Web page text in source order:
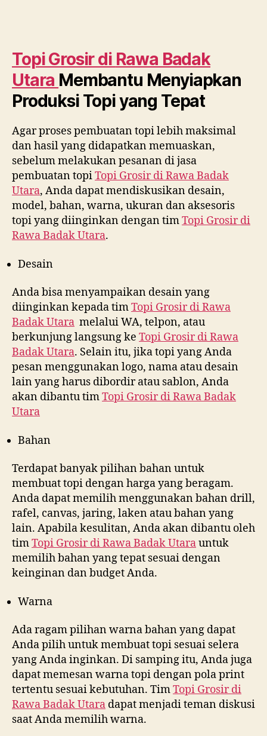
Topi Grosir di Rawa Badak
Utara Membantu Menyiapkan
Produksi Topi yang Tepat
Agar proses pembuatan topi lebih maksimal
dan hasil yang didapatkan memuaskan,
sebelum melakukan pesanan di jasa
pembuatan topiTopi Grosir diRawa Badak
Utara, Anda dapat mendiskusikan desain,
model, bahan, warna, ukuran dan aksesoris
topi yang diinginkan dengan timTopi Grosir di
Rawa Badak Utara.
Desain
Anda bisa menyampaikan desain yang
diinginkan kepada timTopi Grosir diRawa
Badak Utara melalui WA, telpon, atau
berkunjung langsung ke Topi Grosir diRawa
Badak Utara. Selain itu, jika topi yang Anda
pesan menggunakan logo, nama atau desain
lain yang harus dibordir atau sablon, Anda
akan dibantu timTopi Grosir diRawa Badak
Utara
Bahan
Terdapat banyak pilihan bahan untuk
membuat topi dengan harga yang beragam.
Anda dapat memilih menggunakan bahan drill,
rafel, canvas, jaring, laken atau bahan yang
lain. Apabila kesulitan, Anda akan dibantu oleh
timTopi Grosir diRawa Badak Utarauntuk
memilih bahan yang tepat sesuai dengan
keinginan dan budget Anda.
Warna
Ada ragam pilihan warna bahan yang dapat
Anda pilih untuk membuat topi sesuai selera
yang Anda inginkan. Di samping itu, Anda juga
dapat memesan warna topi dengan pola print
tertentu sesuai kebutuhan. TimTopi Grosir di
Rawa Badak Utara dapat menjadi teman diskusi
saat Anda memilih warna.